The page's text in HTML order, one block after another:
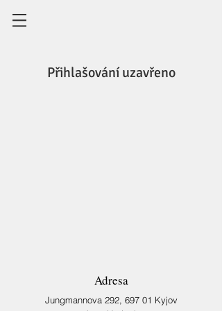
Přihlašování uzavřeno
Adresa
Jungmannova 292, 697 01 Kyjov